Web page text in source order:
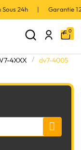
Sous 24h | Garantie
0
4XXX dv7-4005